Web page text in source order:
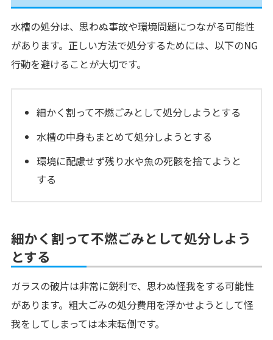
水槽の処分は、思わぬ事故や環境問題につながる可能性
があります。正しい方法で処分するためには、以下のNG
行動を避けることが大切です。
細かく割って不燃ごみとして処分しようとする
水槽の中身もまとめて処分しようとする
環境に配慮せず残り水や魚の死骸を捨てようと
する
細かく割って不燃ごみとして処分しよう
とする
ガラスの破片は非常に鋭利で、思わぬ怪我をする可能性
があります。粗大ごみの処分費用を浮かせようとして怪
我をしてしまっては本末転倒です。